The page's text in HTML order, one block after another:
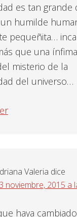
es tan grande
humilde
pequeñita…
que una ínfima
misterio de la
del universo…
Valeria dice
noviembre, 2015 a
haya